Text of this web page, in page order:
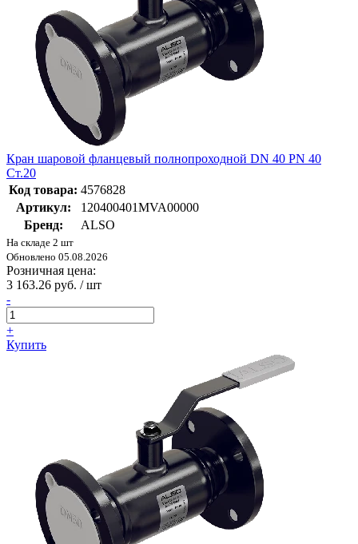
Кран шаровой фланцевый полнопроходной DN 40 PN 40
Ст.20
Код товара: 4576828
Артикул:
120400401MVA00000
Бренд:
ALSO
На складе 2 шт
Обновлено 05.08.2026
Розничная цена:
3 163.26 руб. / шт
-
+
Купить